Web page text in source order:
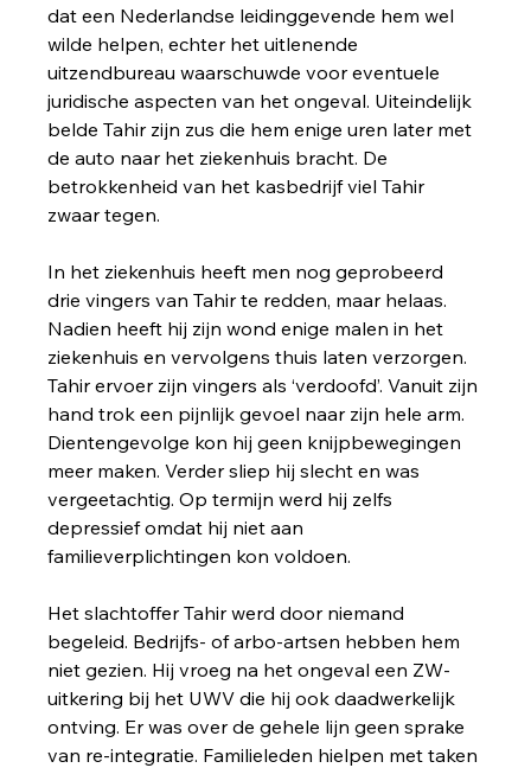
dat een Nederlandse leidinggevende hem wel
wilde helpen, echter het uitlenende
uitzendbureau waarschuwde voor eventuele
juridische aspecten van het ongeval. Uiteindelijk
belde Tahir zijn zus die hem enige uren later met
de auto naar het ziekenhuis bracht. De
betrokkenheid van het kasbedrijf viel Tahir
zwaar tegen.
In het ziekenhuis heeft men nog geprobeerd
drie vingers van Tahir te redden, maar helaas.
Nadien heeft hij zijn wond enige malen in het
ziekenhuis en vervolgens thuis laten verzorgen.
Tahir ervoer zijn vingers als ‘verdoofd’. Vanuit zijn
hand trok een pijnlijk gevoel naar zijn hele arm.
Dientengevolge kon hij geen knijpbewegingen
meer maken. Verder sliep hij slecht en was
vergeetachtig. Op termijn werd hij zelfs
depressief omdat hij niet aan
familieverplichtingen kon voldoen.
Het slachtoffer Tahir werd door niemand
begeleid. Bedrijfs- of arbo-artsen hebben hem
niet gezien. Hij vroeg na het ongeval een ZW-
uitkering bij het UWV die hij ook daadwerkelijk
ontving. Er was over de gehele lijn geen sprake
van re-integratie. Familieleden hielpen met taken